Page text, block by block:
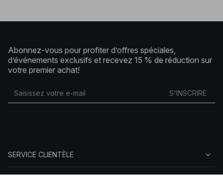
Abonnez-vous pour profiter d’offres spéciales,
d’événements exclusifs et recevez 15 % de réduction sur
votre premier achat!
S'INSCRIRE
SERVICE CLIENTÈLE